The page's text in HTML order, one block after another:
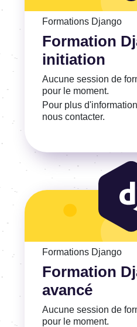
Formations Django
Formation
initiation
Aucune session de
pour le moment.
Pour plus
nous contacter.
Voir la Formation Django
Formations Django
Formation
avancé
Aucune session de
pour le moment.
Voir la Formation Django